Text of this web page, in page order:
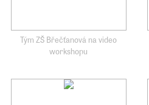
Tým ZŠ Břečťanová na video
workshopu